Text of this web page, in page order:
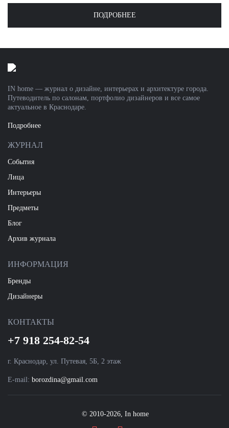
ПОДРОБНЕЕ
IN home — журнал о дизайне, интерьерах и архитектуре города.
Путеводитель по салонам, портфолио дизайнеров и все самое
актуальное в Краснодаре.
Подробнее
ЖУРНАЛ
События
Лица
Интерьеры
Предметы
Блог
Архив журнала
ИНФОРМАЦИЯ
Бренды
Дизайнеры
КОНТАКТЫ
+7 918 254-82-54
г. Краснодар, ул. Путевая, 5Б, 2 этаж
E-mail: borozdina@gmail.com
© 2010-2026, In home